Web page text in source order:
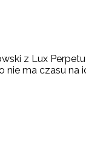
z Lux
ma czasu na